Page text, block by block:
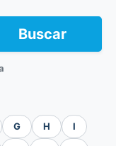
Buscar
G H I